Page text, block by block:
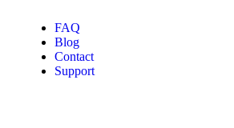
FAQ
Blog
Contact
Support